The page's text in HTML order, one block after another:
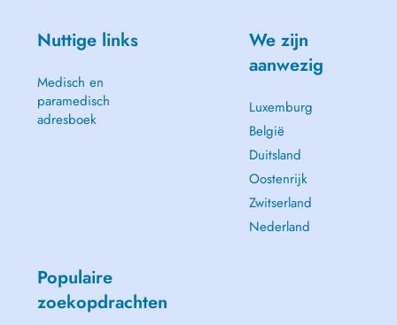
Nuttige links
Medisch en
paramedisch
adresboek
We zijn
aanwezig
Luxemburg
België
Duitsland
Oostenrijk
Zwitserland
Nederland
Populaire
zoekopdrachten